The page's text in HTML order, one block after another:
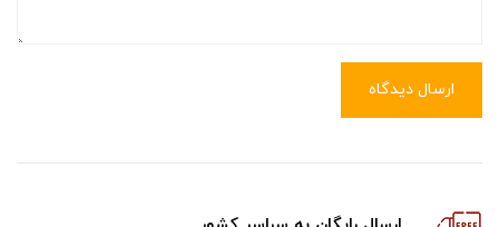
ارسال دیدگاه